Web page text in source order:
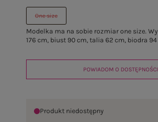
One size
Modelka ma na sobie rozmiar one size.
176 cm, biust 90 cm, talia 62 cm, biodra
POWIADOM O DOSTĘPNOŚCI
Produkt niedostępny